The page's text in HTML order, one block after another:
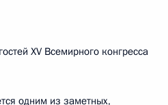
XV Всемирного конгресса
одним из заметных,